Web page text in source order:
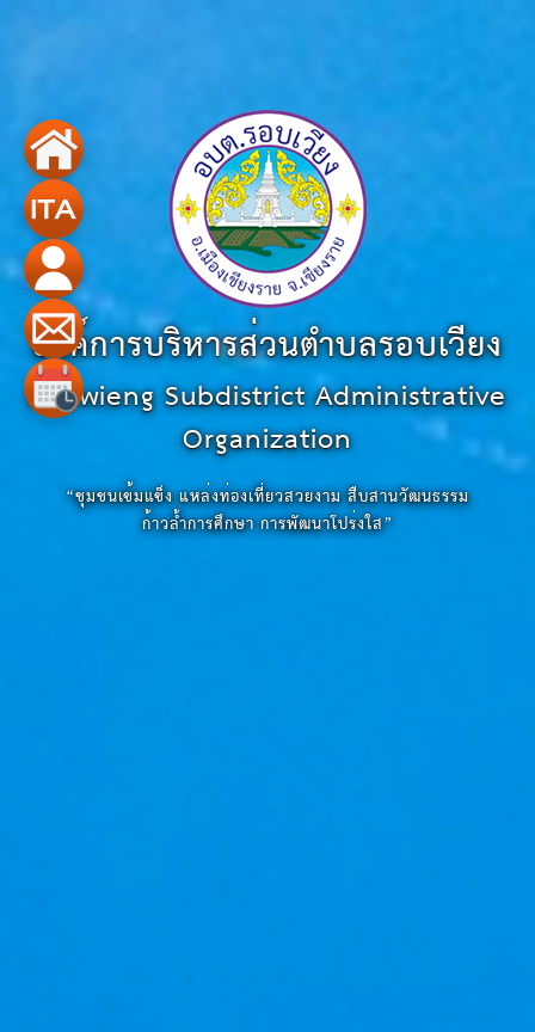
องค์การบริหารส่วนตำบลรอบเวียง
Robwieng Subdistrict Administrative
Organization
“ชุมชนเข้มแข็ง แหล่งท่องเที่ยวสวยงาม สืบสานวัฒนธรรม
ก้าวล้ำการศึกษา การพัฒนาโปร่งใส”